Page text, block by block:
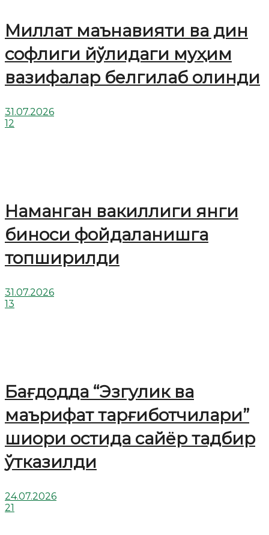
Миллат маънавияти ва дин
софлиги йўлидаги муҳим
вазифалар белгилаб олинди
31.07.2026
12
Наманган вакиллиги янги
биноси фойдаланишга
топширилди
31.07.2026
13
Бағдодда “Эзгулик ва
маърифат тарғиботчилари”
шиори остида сайёр тадбир
ўтказилди
24.07.2026
21